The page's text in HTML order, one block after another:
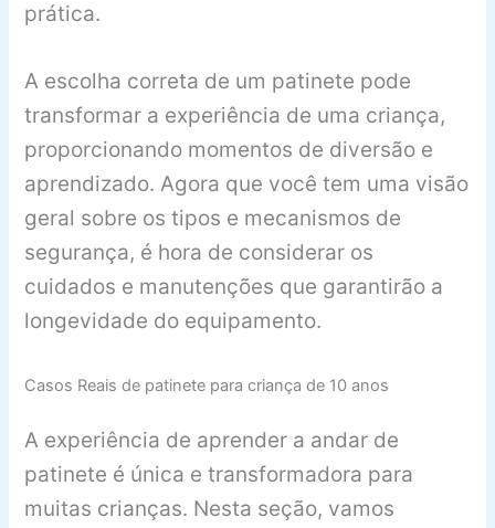
prática.
A escolha correta de um patinete pode
transformar a experiência de uma criança,
proporcionando momentos de diversão e
aprendizado. Agora que você tem uma visão
geral sobre os tipos e mecanismos de
segurança, é hora de considerar os
cuidados e manutenções que garantirão a
longevidade do equipamento.
Casos Reais de patinete para criança de 10 anos
A experiência de aprender a andar de
patinete é única e transformadora para
muitas crianças. Nesta seção, vamos